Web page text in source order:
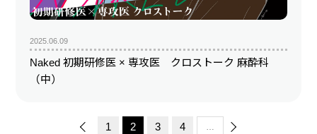
2025.06.09
Naked 初期研修医 × 専攻医 クロストーク 麻酔科
（中）
1 2 3 4